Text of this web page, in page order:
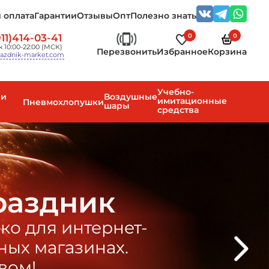
оплатаГарантииОтзывыОптПолезно знать
03-41
10:00-22:00 (МСК)
market.com
Перезвонить
0
Избранное
0
Корзина
ПневмохлопушкиВоздушные
шары
Учебно-
имитационные
средства
для интернет-
магазинах.